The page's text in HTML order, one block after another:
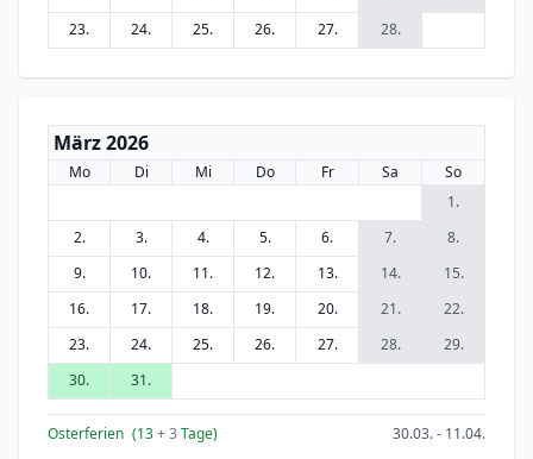
23.
24. 25. 26. 27. 28.
März 2026
Mo Di Mi Do Fr Sa
So
1.
2.
3. 4. 5. 6. 7.
8.
9.
10. 11. 12. 13. 14.
15.
16.
17. 18. 19. 20. 21.
22.
23.
24. 25. 26. 27. 28.
29.
30.
31.
Osterferien (13+ 3 Tage) 30.03. - 11.04.